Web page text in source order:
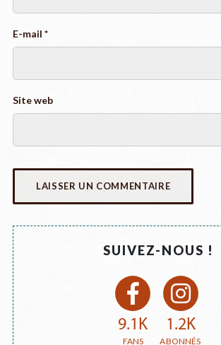
E-mail *
Site web
SUIVEZ-NOUS !
9.1K 1.2K